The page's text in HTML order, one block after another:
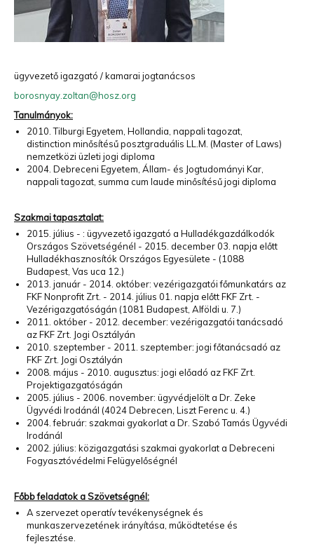
Hulladékgazdálkodók
Országos Szövetsége
ügyvezető igazgató / kamarai jogtanácsos
borosnyay.zoltan@hosz.org
Tanulmányok:
2010. Tilburgi Egyetem, Hollandia, nappali tagozat,
distinction minősítésű posztgraduális LL.M. (Master of Laws)
nemzetközi üzleti jogi diploma
2004. Debreceni Egyetem, Állam- és Jogtudományi Kar,
nappali tagozat, summa cum laude minősítésű jogi diploma
Szakmai tapasztalat:
2015. július - : ügyvezető igazgató a Hulladékgazdálkodók
Országos Szövetségénél - 2015. december 03. napja előtt
Hulladékhasznosítók Országos Egyesülete - (1088
Budapest, Vas uca 12.)
2013. január - 2014. október: vezérigazgatói főmunkatárs az
FKF Nonprofit Zrt. - 2014. július 01. napja előtt FKF Zrt. -
Vezérigazgatóságán (1081 Budapest, Alföldi u. 7.)
2011. október - 2012. december: vezérigazgatói tanácsadó
az FKF Zrt. Jogi Osztályán
2010. szeptember - 2011. szeptember: jogi főtanácsadó az
FKF Zrt. Jogi Osztályán
2008. május - 2010. augusztus: jogi előadó az FKF Zrt.
Projektigazgatóságán
2005. július - 2006. november: ügyvédjelölt a Dr. Zeke
Ügyvédi Irodánál (4024 Debrecen, Liszt Ferenc u. 4.)
2004. február: szakmai gyakorlat a Dr. Szabó Tamás Ügyvédi
Irodánál
2002. július: közigazgatási szakmai gyakorlat a Debreceni
Fogyasztóvédelmi Felügyelőségnél
Főbb feladatok a Szövetségnél:
A szervezet operatív tevékenységnek és
munkaszervezetének irányítása, működtetése és
fejlesztése.